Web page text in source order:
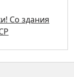
Со здания